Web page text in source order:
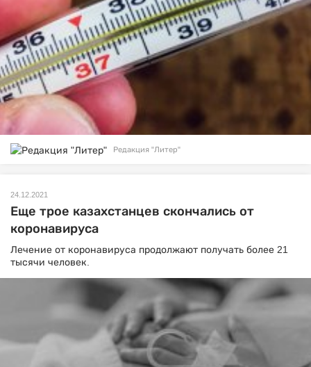
Редакция "Литер"
24.12.2021
Еще трое казахстанцев скончались от
коронавируса
Лечение от коронавируса продолжают получать более 21
тысячи человек.